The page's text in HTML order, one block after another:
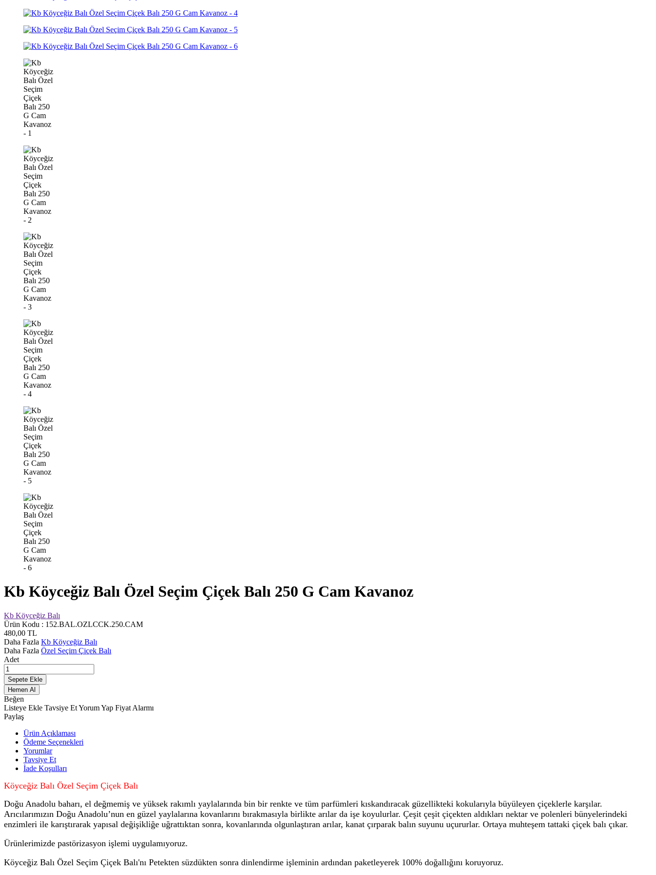
Kb Köyceğiz Balı Özel Seçim Çiçek Balı 250 G Cam Kavanoz
Kb Köyceğiz Balı
Ürün Kodu : 152.BAL.OZLCCK.250.CAM
480,00 TL
Daha Fazla Kb Köyceğiz Balı
Daha Fazla Özel Seçim Çiçek Balı
Adet
Sepete Ekle
Hemen Al
Beğen
Listeye Ekle Tavsiye EtYorum Yap Fiyat Alarmı
Paylaş
Ürün Açıklaması
Ödeme Seçenekleri
Yorumlar
Tavsiye Et
İade Koşulları
Köyceğiz Balı Özel Seçim Çiçek Balı
Doğu Anadolu baharı, el değmemiş ve yüksek rakımlı yaylalarında bin bir renkte ve tüm parfümleri kıskandıracak güzellikteki kokularıyla büyüleyen çiçeklerle karşılar.
Arıcılarımızın Doğu Anadolu’nun en güzel yaylalarına kovanlarını bırakmasıyla birlikte arılar da işe koyulurlar. Çeşit çeşit çiçekten aldıkları nektar ve polenleri bünyelerindeki
enzimleri ile karıştırarak yapısal değişikliğe uğrattıktan sonra, kovanlarında olgunlaştıran arılar, kanat çırparak balın suyunu uçururlar. Ortaya muhteşem tattaki çiçek balı çıkar.
Ürünlerimizde pastörizasyon işlemi uygulamıyoruz.
Köyceğiz Balı Özel Seçim Çiçek Balı'nı Petekten süzdükten sonra dinlendirme işleminin ardından paketleyerek 100% doğallığını koruyoruz.